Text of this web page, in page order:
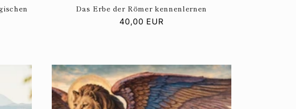
Das Erbe der Römer kennenlernen
Normaler
40,00 EUR